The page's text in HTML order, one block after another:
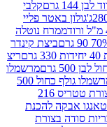
קלבי
פליי
נוטלה
קינדר
ריצ
מרשמלו
מרשמלו גולף כחול 500
סוכריות סודה בצורת טטריס 216
להכנת